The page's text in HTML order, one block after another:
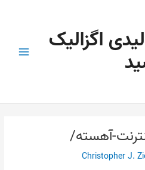
اگزالیک
Christopher J.